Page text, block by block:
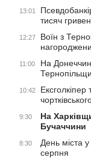
13:01
тисяч
12:27
Воїн з
11:00
На
10:42
Ексголкіпер
9:30
На
Бучаччини
8:30
День міста
серпня